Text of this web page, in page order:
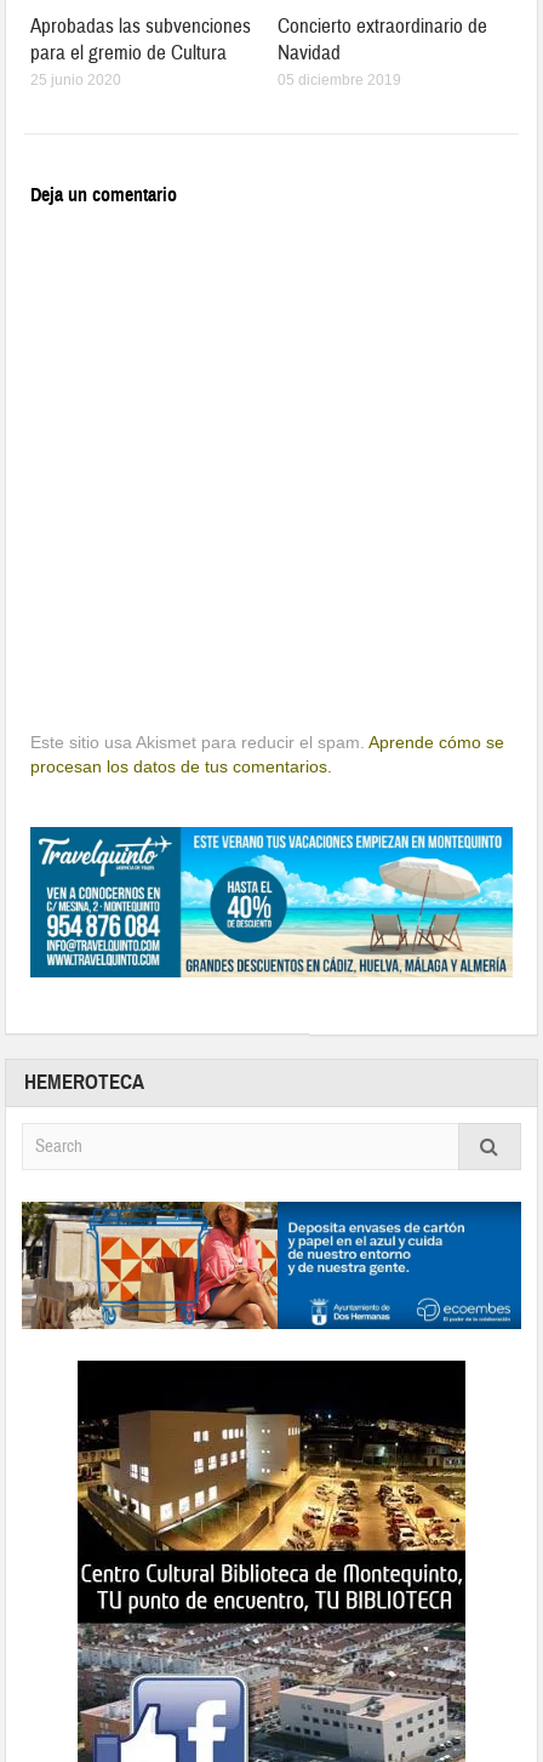
Aprobadas las subvenciones
para el gremio de Cultura
25 junio 2020
Concierto extraordinario de
Navidad
05 diciembre 2019
Deja un comentario
Este sitio usa Akismet para reducir el spam.Aprende cómo se
procesan los datos de tus comentarios.
HEMEROTECA